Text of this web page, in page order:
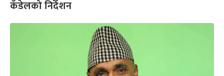
कँडेलको निर्देशन